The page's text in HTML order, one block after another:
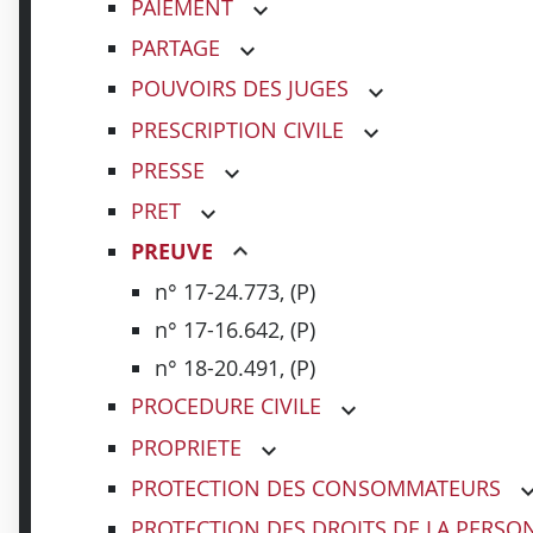
PAIEMENT
PARTAGE
POUVOIRS DES JUGES
PRESCRIPTION CIVILE
PRESSE
PRET
PREUVE
n° 17-24.773, (P)
n° 17-16.642, (P)
n° 18-20.491, (P)
PROCEDURE CIVILE
PROPRIETE
PROTECTION DES CONSOMMATEURS